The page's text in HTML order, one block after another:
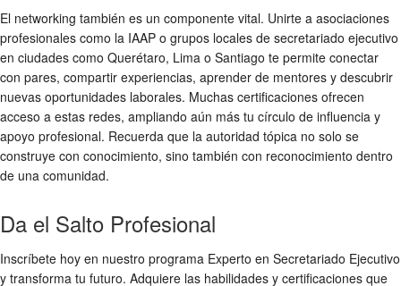
El networking también es un componente vital. Unirte a asociaciones
profesionales como la IAAP o grupos locales de secretariado ejecutivo
en ciudades como Querétaro, Lima o Santiago te permite conectar
con pares, compartir experiencias, aprender de mentores y descubrir
nuevas oportunidades laborales. Muchas certificaciones ofrecen
acceso a estas redes, ampliando aún más tu círculo de influencia y
apoyo profesional. Recuerda que la autoridad tópica no solo se
construye con conocimiento, sino también con reconocimiento dentro
de una comunidad.
Da el Salto Profesional
Inscríbete hoy en nuestro programa Experto en Secretariado Ejecutivo
y transforma tu futuro. Adquiere las habilidades y certificaciones que